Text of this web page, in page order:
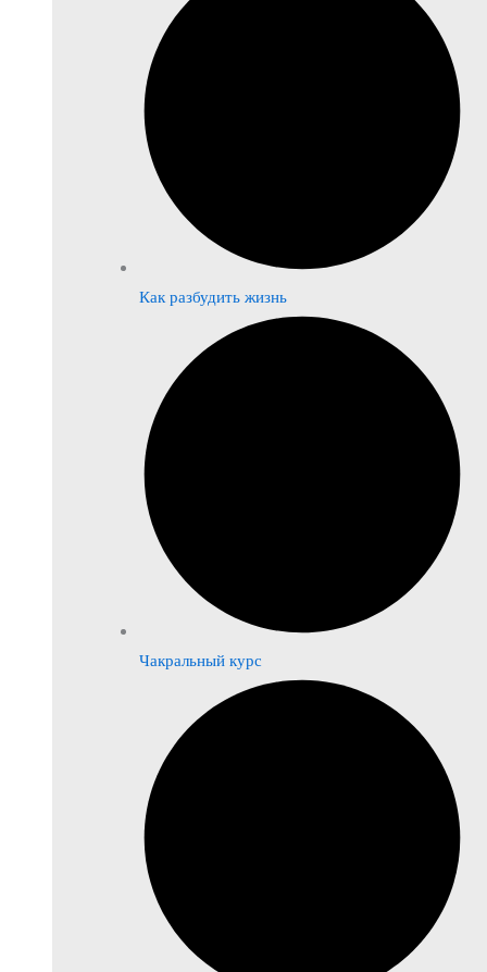
Как разбудить жизнь
Чакральный курс